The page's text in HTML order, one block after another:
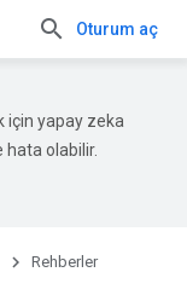
Oturum aç
için yapay zeka
hata olabilir.
Rehberler